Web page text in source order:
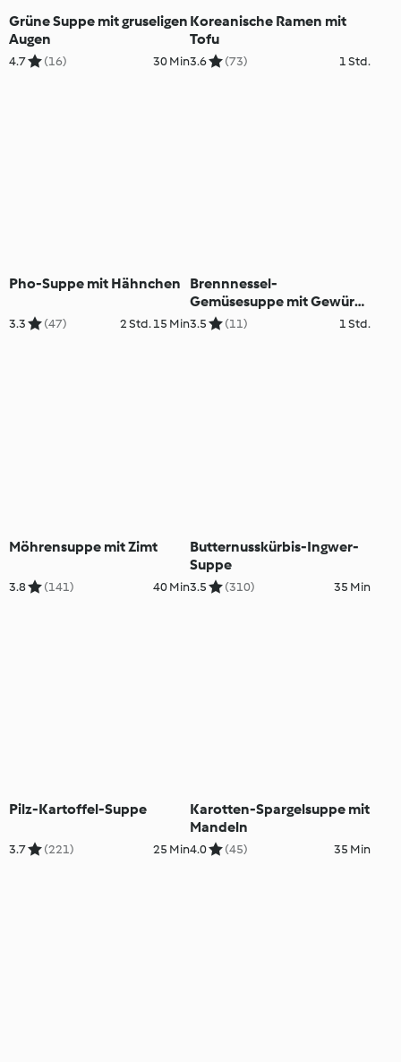
Grüne Suppe mit gruseligen
Augen
4.7 (16) 30 Min
Koreanische Ramen mit
Tofu
3.6 (73) 1 Std.
Pho-Suppe mit Hähnchen
3.3 (47) 2 Std. 15 Min
Brennnessel-
Gemüsesuppe mit Gewürz-
Croûtons
3.5 (11) 1 Std.
Möhrensuppe mit Zimt
3.8 (141) 40 Min
Butternusskürbis-Ingwer-
Suppe
3.5 (310) 35 Min
Pilz-Kartoffel-Suppe
3.7 (221) 25 Min
Karotten-Spargelsuppe mit
Mandeln
4.0 (45) 35 Min